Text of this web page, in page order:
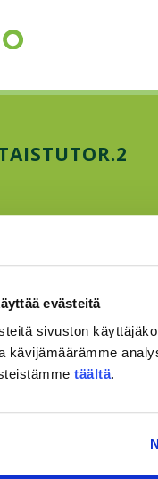
evästeitä
sivuston
kävijämäärämme
täältä.